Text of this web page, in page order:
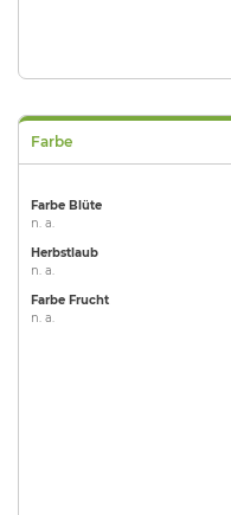
Farbe
Farbe Blüte
n. a.
Herbstlaub
n. a.
Farbe Frucht
n. a.